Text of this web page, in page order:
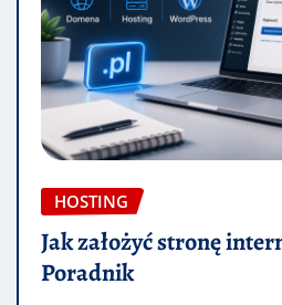
HOSTING
Jak założyć stronę
Poradnik